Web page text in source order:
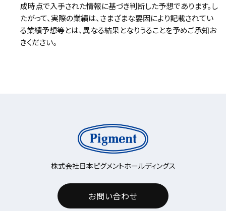
成時点で入手された情報に基づき判断した予想であります。し
たがって、実際の業績は、さまざまな要因により記載されてい
る業績予想等とは、異なる結果となりうることを予めご承知お
きください。
株式会社日本ピグメントホールディングス
お問い合わせ